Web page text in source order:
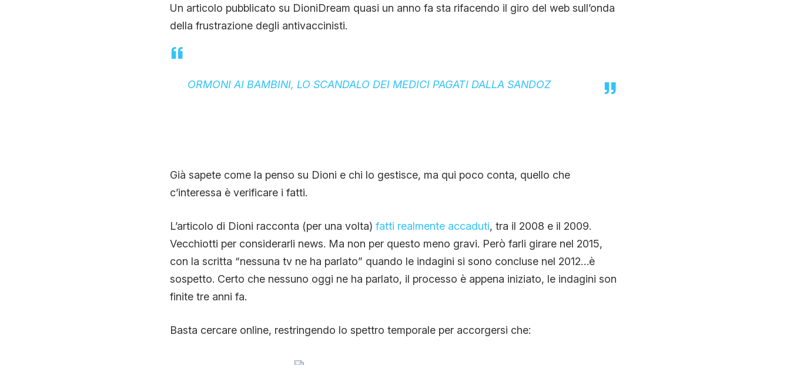
CONTATTI
Un articolo pubblicato su DioniDream quasi un anno fa sta rifacendo il giro del web sull’onda
della frustrazione degli antivaccinisti.
ORMONI AI BAMBINI, LO SCANDALO DEI MEDICI PAGATI DALLA SANDOZ
Già sapete come la penso su Dioni e chi lo gestisce, ma qui poco conta, quello che
c’interessa è verificare i fatti.
L’articolo di Dioni racconta (per una volta) fatti realmente accaduti, tra il 2008 e il 2009.
Vecchiotti per considerarli news. Ma non per questo meno gravi. Però farli girare nel 2015,
con la scritta “nessuna tv ne ha parlato” quando le indagini si sono concluse nel 2012…è
sospetto. Certo che nessuno oggi ne ha parlato, il processo è appena iniziato, le indagini son
finite tre anni fa.
Basta cercare online, restringendo lo spettro temporale per accorgersi che: